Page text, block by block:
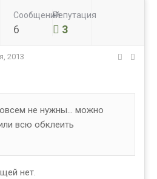
Сообщений
6
Репутация
3
2013
не нужны... можно
всю обклеить
нет.